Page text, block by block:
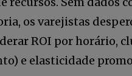
os varejistas
ROI por horário,
e elasticidade